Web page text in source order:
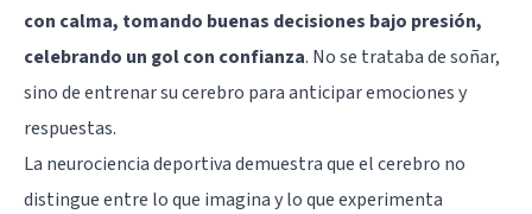
con calma, tomando buenas decisiones bajo presión,
celebrando un gol con confianza. No se trataba de soñar,
sino de entrenar su cerebro para anticipar emociones y
respuestas.
La neurociencia deportiva demuestra que el cerebro no
distingue entre lo que imagina y lo que experimenta